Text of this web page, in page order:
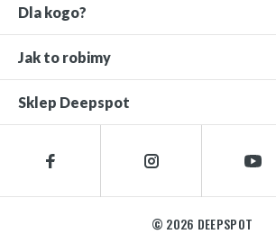
Dla kogo?
Jak to robimy
Sklep Deepspot
© 2026 DEEPSPOT